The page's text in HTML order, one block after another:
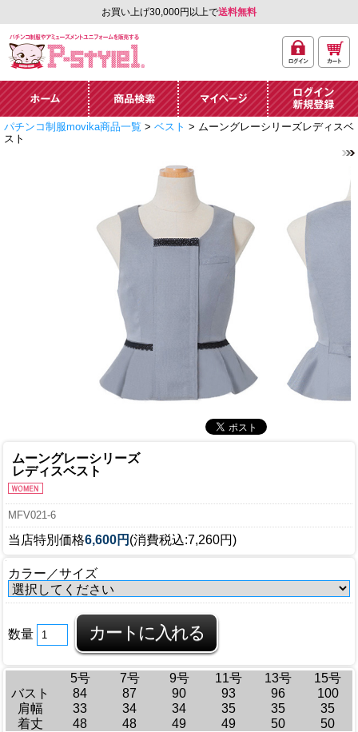
お買い上げ30,000円以上で送料無料
ーズメントユニフォー
ム通販「P-style 1」.
イン
ト
ホーム 商品検索 マイページ
ログイン・新規
パチンコ制服movika商品一覧 > ベスト > ムーングレーシリーズレディスベ
スト
ムーングレーシリーズ
レディスベスト
MFV021-6
当店特別価格6,600円 (消費税込:7,260円)
カラー／サイズ
数量
5号 7号 9号 11号 13号
15号
バスト
84 87 90 93 96
100
肩幅
33 34 34 35 35
35
着丈
48 48 49 49 50 50